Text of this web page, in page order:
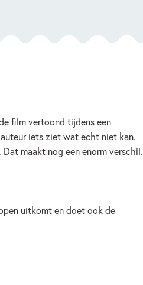
film vertoond tijdens een
iets ziet wat echt niet kan.
maakt nog een enorm verschil.
uitkomt en doet ook de